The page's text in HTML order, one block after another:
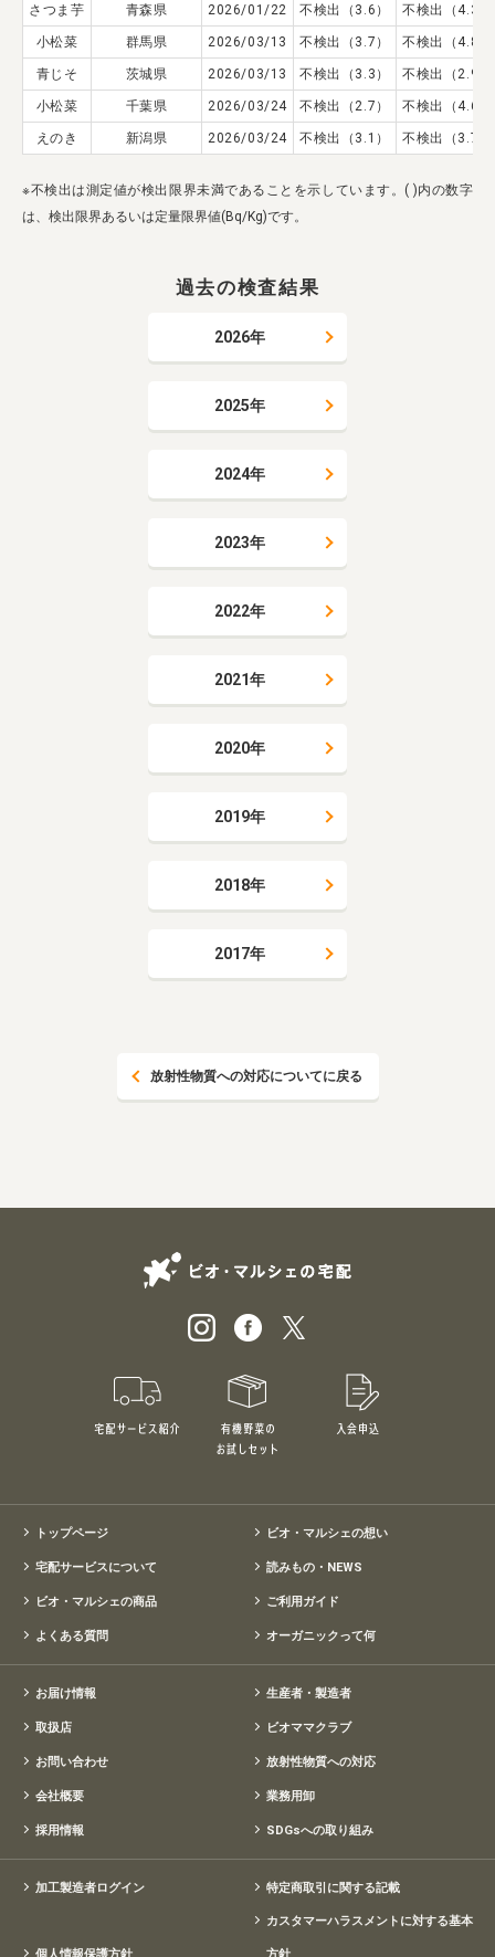
さつま芋 青森県 2026/01/22 不検出（3.6） 不検出（4.3）
小松菜 群馬県 2026/03/13 不検出（3.7） 不検出（4.8）
青じそ 茨城県 2026/03/13 不検出（3.3） 不検出（2.9）
小松菜 千葉県 2026/03/24 不検出（2.7） 不検出（4.6）
えのき 新潟県 2026/03/24 不検出（3.1） 不検出（3.7）
※不検出は測定値が検出限界未満であることを示しています。( )内の数字
は、検出限界あるいは定量限界値(Bq/Kg)です。
過去の検査結果
2026年
2025年
2024年
2023年
2022年
2021年
2020年
2019年
2018年
2017年
放射性物質への対応についてに戻る
宅配サービス紹介 有機野菜のお試しセット
トップページ ビオ・マルシェの想い
宅配サービスについて 読みもの・NEWS
ビオ・マルシェの商品 ご利用ガイド
よくある質問 オーガニックって何
お届け情報 生産者・製造者
取扱店 ビオママクラブ
お問い合わせ 放射性物質への対応
会社概要 業務用卸
採用情報 SDGsへの取り組み
加工製造者ログイン 特定商取引に関する記載
カスタマーハラスメントに対する基本